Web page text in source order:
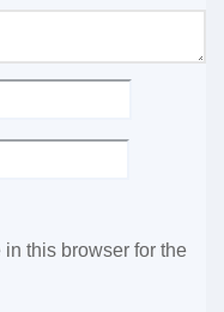
this browser for the